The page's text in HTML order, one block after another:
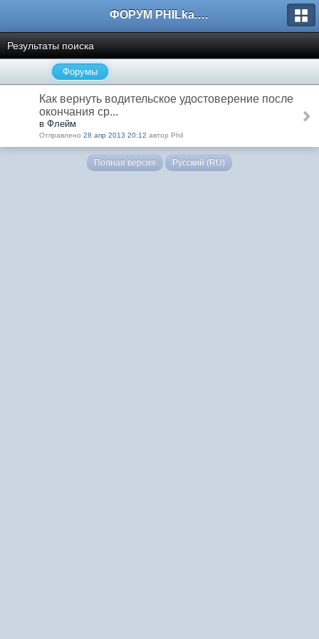
ФОРУМ PHILka.RU
Результаты поиска
Форумы
Как вернуть водительское удостоверение после
окончания ср...
в Флейм
Отправлено 28 апр 2013 20:12 автор Phil
Полная версия Русский (RU)